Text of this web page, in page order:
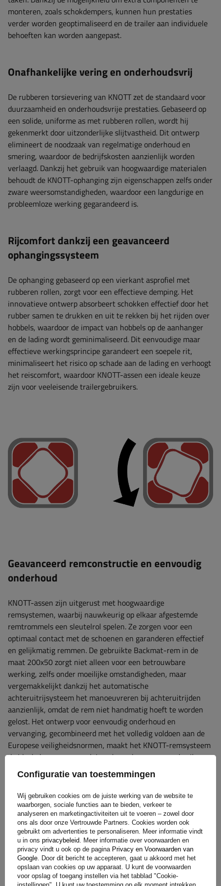
monteren, zoals schokdempers, kunnen hun prestaties
verder worden geoptimaliseerd en de trailer aan individuele
behoeften kan worden aangepast.
Onafhankelijke vering en onderhoudsvrij
De rubberen torsievering van KNOTT zet de standaard voor
duurzaamheid en onderhoudsvrije prestaties. Gebaseerd op
een solide, uniforme as met rubberen rollen, wordt hij
gekenmerkt door uitzonderlijke slijtvastheid. Dit ontwerp
elimineert de noodzaak van regelmatige onderhoud en
smering, waardoor de bedrijfskosten aanzienlijk worden
verlaagd. Dankzij het gebruik van hoogwaardige materialen
behoudt de KNOTT-ophanging zijn eigenschappen zelfs onder
zware weersomstandigheden, waardoor een langdurige en
probleemloze werking gegarandeerd is.
Rijcomfort dankzij een geavanceerd
ophangingssysteem
De ophanging gebaseerd op een vierkant asprofiel met
rubberen rollen, zorgt voor een effectieve demping. Het
innovatieve ontwerp absorbeert schokken effectief door het
rubber samen te drukken en uit te rekken bij het rijden over
hobbels, waardoor de impact van hobbels op de aanhanger
en de lading wordt geminimaliseerd. Dit eenvoudige maar
effectieve werkingsprincipe garandeert een soepele rit,
minimaliseert het risico op schade aan de lading en verhoogt
het reiscomfort, waardoor KNOTT-assen een ideale keuze
zijn voor veeleisende trailergebruikers.
Geavanceerd remconstructie en eenvoudig
onderhoud
KNOTT-assen zijn uitgerust met hoogwaardige
remsystemen, waarbij nauwkeurig op elkaar afgestemde
remtrommels een sleutelrol spelen. Ze zorgen voor een
optimaal contact met de schoenen en garanderen effectief
en gelijkmatig remmen. De gebruikte Backmat-rem in de
maat 200x50 zorgt niet alleen voor een betrouwbare
werking, zelfs onder moeilijke omstandigheden, maar
vergemakkelijkt dankzij het automatische
achteruitrijsysteem het manoeuvreren bij achteruitrijden
aanzienlijk, omdat de rem niet handmatig hoeft te worden
gelost. Het ontwerp voor eenvoudig onderhoud en
vervanging, gecombineerd met het volledig voldoen aan de
Europese veiligheidsnormen, maakt het KNOTT-remsysteem
de ​​ideale keuze voor veeleisende aanhangwagengebruikers
die waarde hechten aan betrouwbaarheid, veiligheid en
gebruikscomfort.
Configuratie van toestemmingen
Wij gebruiken cookies om de juiste werking van de website te
waarborgen, sociale functies aan te bieden, verkeer te
analyseren en marketingactiviteiten uit te voeren – zowel door
ons als door onze Vertrouwde Partners. Cookies worden ook
gebruikt om advertenties te personaliseren. Meer informatie vindt
u in ons privacybeleid . Meer informatie over voorwaarden en
privacy vindt u ook op de pagina Privacy en Voorwaarden van
Google . Door dit bericht te accepteren, gaat u akkoord met het
opslaan van cookies op uw apparaat. U kunt de voorwaarden
voor opslag of toegang instellen via het tabblad "Cookie-
instellingen". U kunt uw toestemming op elk moment intrekken